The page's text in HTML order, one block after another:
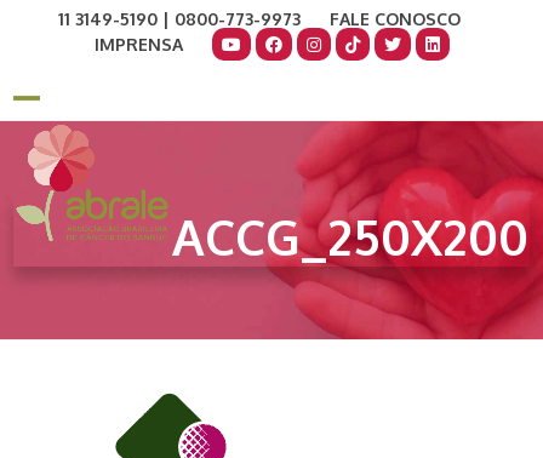
11 3149-5190 | 0800-773-9973
FALE CONOSCO
IMPRENSA
Open
mobile
menu
Close
mobile
menu
ACCG_250X200